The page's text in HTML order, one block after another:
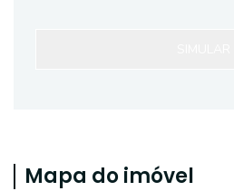
Mapa do imóvel